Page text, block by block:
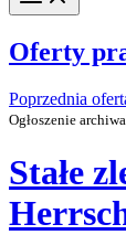
Oferty
Poprzednia
Ogłoszenie
Stałe